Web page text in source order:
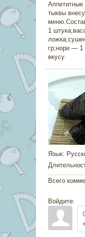
тыквы
1
гр;нори —
вкусу
Язык:
Всего
Войдите: